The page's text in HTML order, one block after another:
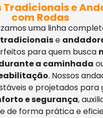
Tradicionais e
com Rodas
uma linha
e
para quem busca
a caminhada
. Nossos
e projetados para
e segurança,
de forma prática e